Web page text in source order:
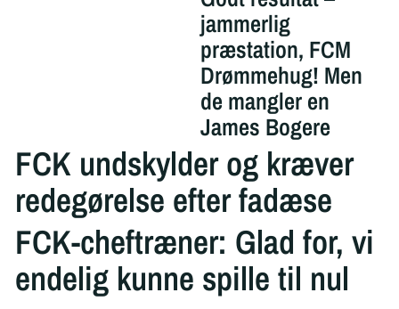
jammerlig
præstation, FCM
Drømmehug! Men
de mangler en
James Bogere
FCK undskylder og kræver
redegørelse efter fadæse
FCK-cheftræner: Glad for, vi
endelig kunne spille til nul